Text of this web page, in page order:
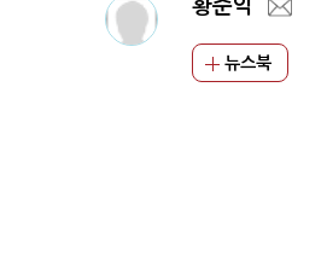
황준익
뉴스북